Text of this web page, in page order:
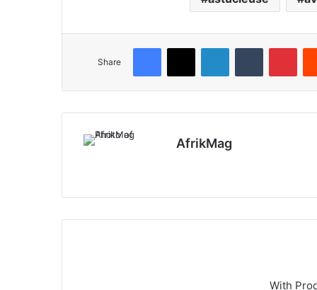
Share
AfrikMag
With